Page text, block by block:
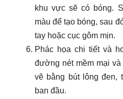
khu vực sẽ có bóng.
màu để tạo bóng, sau
tay hoặc cục gôm mịn.
Phác họa chi tiết và
đường nét mềm mại
vẽ bằng bút lông đen,
ban đầu.